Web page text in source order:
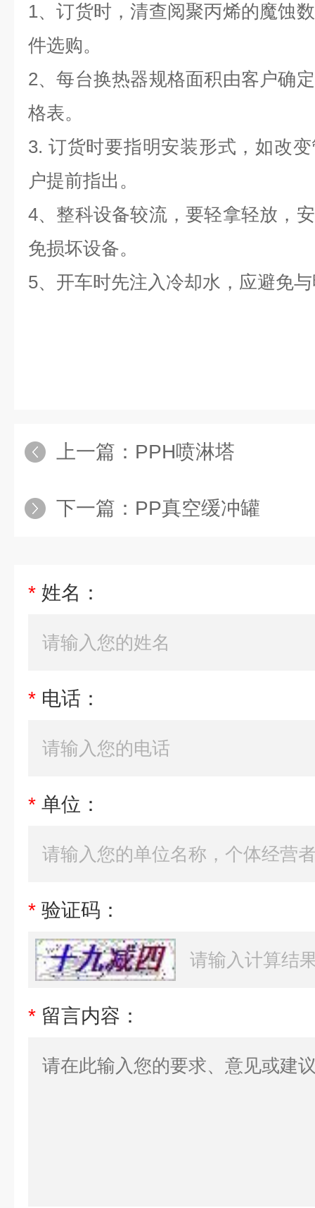
1、订货时，清查阅聚丙烯的魔蚀
件选购。
2、每台换热器规格面积由客户确
格表。
3. 订货时要指明安装形式，如改
户提前指出。
4、整科设备较流，要轻拿轻放，
免损坏设备。
5、开车时先注入冷却水，应避免
上一篇： PPH喷淋塔
下一篇： PP真空缓冲罐
* 姓名：
* 电话：
* 单位：
* 验证码：
* 留言内容：